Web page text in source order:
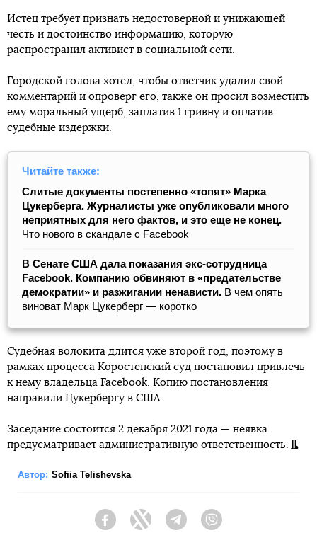
Истец требует признать недостоверной и унижающей
честь и достоинство информацию, которую
распространил активист в социальной сети.
Городской голова хотел, чтобы ответчик удалил свой
комментарий и опроверг его, также он просил возместить
ему моральный ущерб, заплатив 1 гривну и оплатив
судебные издержки.
Читайте также:
Слитые документы постепенно «топят» Марка
Цукерберга. Журналисты уже опубликовали много
неприятных для него фактов, и это еще не конец.
Что нового в скандале с Facebook
В Сенате США дала показания экс-сотрудница
Facebook. Компанию обвиняют в «предательстве
демократии» и разжигании ненависти. В чем опять
виноват Марк Цукерберг — коротко
Судебная волокита длится уже второй год, поэтому в
рамках процесса Коростенский суд постановил привлечь
к нему владельца Facebook. Копию постановления
направили Цукербергу в США.
Заседание состоится 2 декабря 2021 года — неявка
предусматривает административную ответственность.
Автор: Sofiia Telishevska
FacebookTwitter Telegram